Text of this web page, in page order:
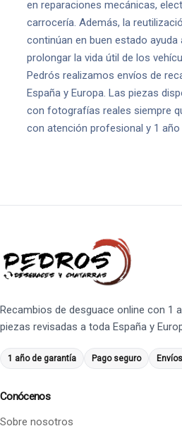
en reparaciones mecánicas,
carrocería. Además, la
continúan en buen estado
prolongar la vida útil de los
Pedrós realizamos envíos de
España y Europa. Las piezas
con fotografías reales siempre
con atención profesional y 1 año
Recambios de desguace online con 1
piezas revisadas a toda España y
1 año de garantía Pago seguro
Conócenos
Sobre nosotros